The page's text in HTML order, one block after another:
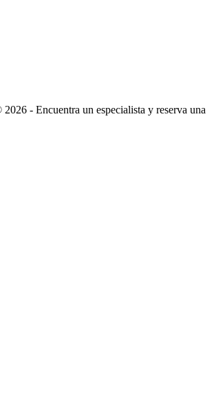
- Encuentra un especialista y reserva una